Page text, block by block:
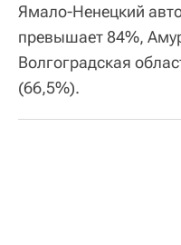
Ямало-Ненецкий
превышает 84%,
Волгоградская
(66,5%).